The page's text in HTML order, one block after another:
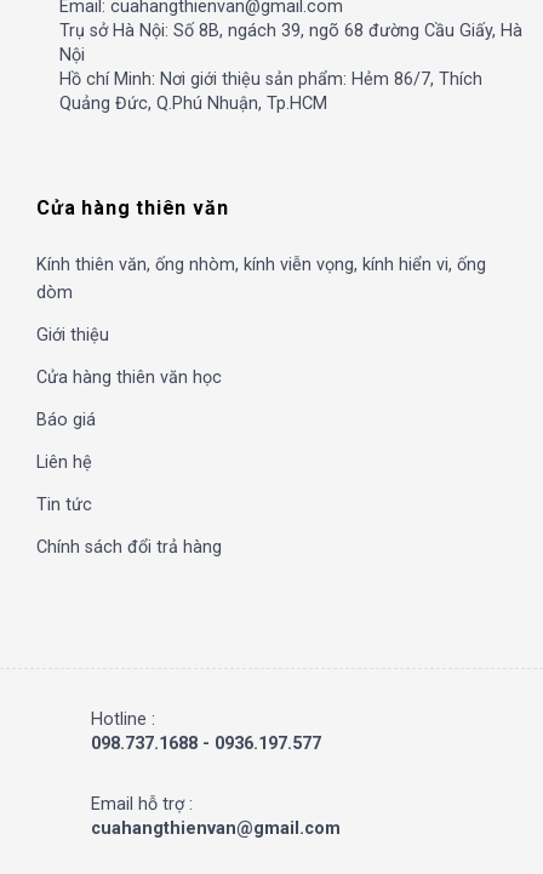
Email: cuahangthienvan@gmail.com
Trụ sở Hà Nội: Số 8B, ngách 39, ngõ 68 đường Cầu Giấy, Hà
Nội
Hồ chí Minh: Nơi giới thiệu sản phẩm: Hẻm 86/7, Thích
Quảng Đức, Q.Phú Nhuận, Tp.HCM
Cửa hàng thiên văn
Kính thiên văn, ống nhòm, kính viễn vọng, kính hiển vi, ống
dòm
Giới thiệu
Cửa hàng thiên văn học
Báo giá
Liên hệ
Tin tức
Chính sách đổi trả hàng
Hotline :
098.737.1688 - 0936.197.577
Email hỗ trợ :
cuahangthienvan@gmail.com